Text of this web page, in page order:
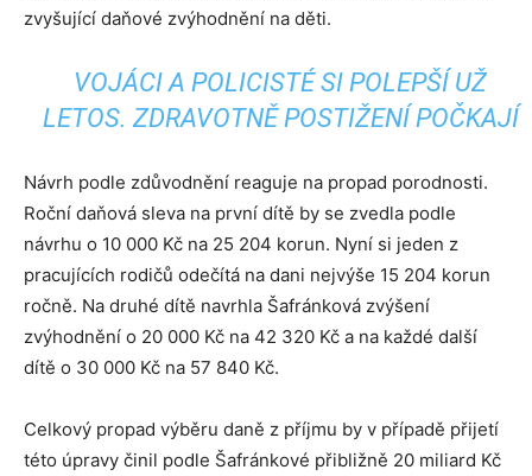
zvyšující daňové zvýhodnění na děti.
VOJÁCI A POLICISTÉ SI POLEPŠÍ UŽ
LETOS. ZDRAVOTNĚ POSTIŽENÍ POČKAJÍ
Návrh podle zdůvodnění reaguje na propad porodnosti.
Roční daňová sleva na první dítě by se zvedla podle
návrhu o 10 000 Kč na 25 204 korun. Nyní si jeden z
pracujících rodičů odečítá na dani nejvýše 15 204 korun
ročně. Na druhé dítě navrhla Šafránková zvýšení
zvýhodnění o 20 000 Kč na 42 320 Kč a na každé další
dítě o 30 000 Kč na 57 840 Kč.
Celkový propad výběru daně z příjmu by v případě přijetí
této úpravy činil podle Šafránkové přibližně 20 miliard Kč